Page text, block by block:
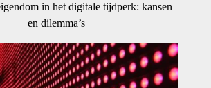
in het digitale tijdperk: kansen
en dilemma’s